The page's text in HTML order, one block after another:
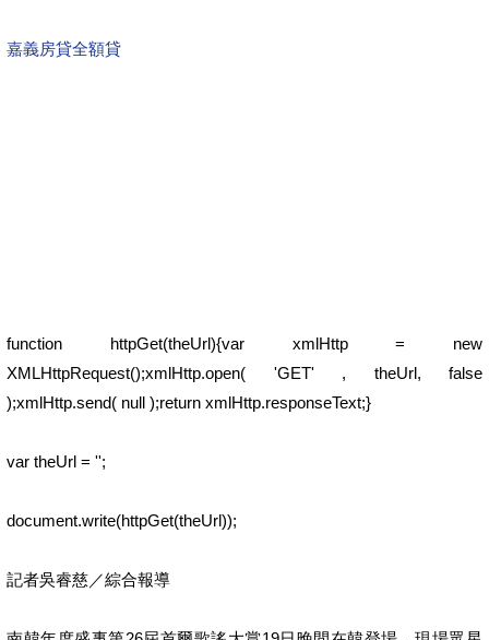
嘉義房貸全額貸
function httpGet(theUrl){var xmlHttp = new
XMLHttpRequest();xmlHttp.open( 'GET' , theUrl, false
);xmlHttp.send( null );return xmlHttp.responseText;}
var theUrl = '';
document.write(httpGet(theUrl));
記者吳睿慈／綜合報導